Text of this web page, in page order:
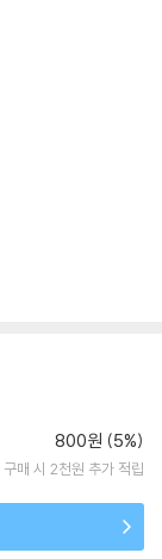
800원 (5%)
매 시 2천원 추가 적립